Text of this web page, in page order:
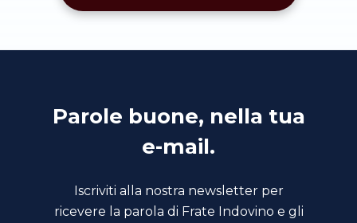
Parole buone, nella tua
e-mail.
Iscriviti alla nostra newsletter per
ricevere la parola di Frate Indovino e gli